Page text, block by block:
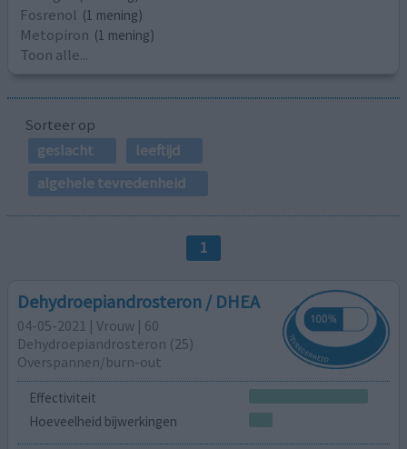
Fosrenol (1 mening)
Metopiron (1 mening)
Toon alle...
Sorteer op
geslacht
leeftijd
algehele tevredenheid
1
Dehydroepiandrosteron / DHEA
04-05-2021 | Vrouw | 60
Dehydroepiandrosteron (25)
Overspannen/burn-out
Effectiviteit
Hoeveelheid bijwerkingen